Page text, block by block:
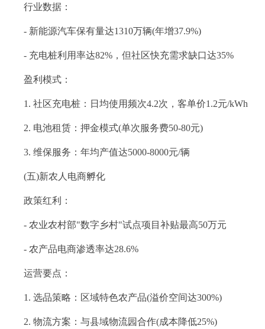
行业数据：
- 新能源汽车保有量达1310万辆(年增37.9%)
- 充电桩利用率达82%，但社区快充需求缺口达35%
盈利模式：
1. 社区充电桩：日均使用频次4.2次，客单价1.2元/kWh
2. 电池租赁：押金模式(单次服务费50-80元)
3. 维保服务：年均产值达5000-8000元/辆
(五)新农人电商孵化
政策红利：
- 农业农村部"数字乡村"试点项目补贴最高50万元
- 农产品电商渗透率达28.6%
运营要点：
1. 选品策略：区域特色农产品(溢价空间达300%)
2. 物流方案：与县域物流园合作(成本降低25%)